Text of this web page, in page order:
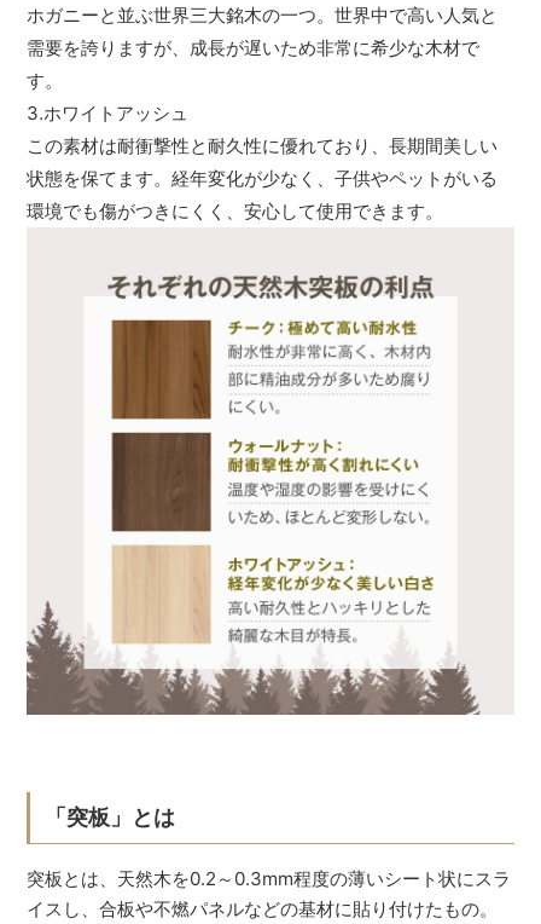
ホガニーと並ぶ世界三大銘木の一つ。世界中で高い人気と
需要を誇りますが、成長が遅いため非常に希少な木材で
す。
3.ホワイトアッシュ
この素材は耐衝撃性と耐久性に優れており、長期間美しい
状態を保てます。経年変化が少なく、子供やペットがいる
環境でも傷がつきにくく、安心して使用できます。
「突板」とは
突板とは、天然木を0.2～0.3mm程度の薄いシート状にスラ
イスし、合板や不燃パネルなどの基材に貼り付けたもの。